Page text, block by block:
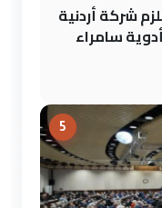
شركة أردنية
سامراء
5